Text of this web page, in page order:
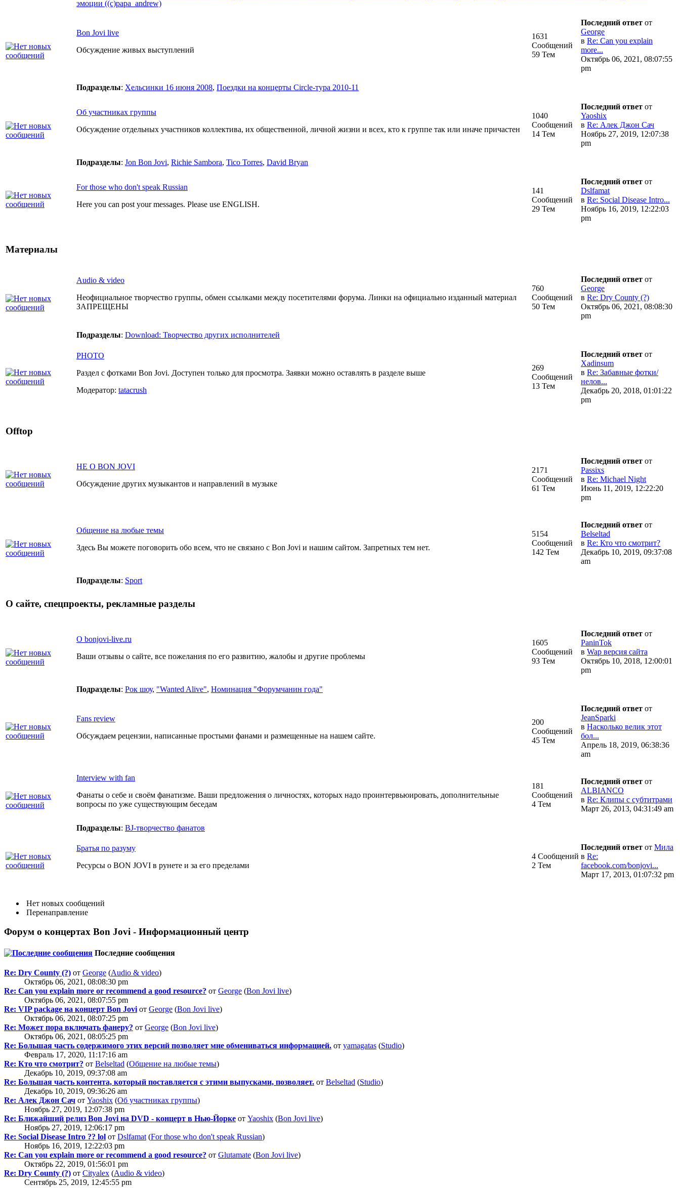
эмоции ((c)papa_andrew)
Bon Jovi live
Обсуждение живых выступлений
1631
Сообщений
59 Тем
Последний ответ от
George
в Re: Can you explain
more...
Октябрь 06, 2021, 08:07:55
pm
Подразделы: Хельсинки 16 июня 2008, Поездки на концерты Circle-тура 2010-11
Об участниках группы
Обсуждение отдельных участников коллектива, их общественной, личной жизни и всех, кто к группе так или иначе причастен
1040
Сообщений
14 Тем
Последний ответ от
Yaoshix
в Re: Алек Джон Сач
Ноябрь 27, 2019, 12:07:38
pm
Подразделы: Jon Bon Jovi, Richie Sambora, Tico Torres, David Bryan
For those who don't speak Russian
Here you can post your messages. Please use ENGLISH.
141
Сообщений
29 Тем
Последний ответ от
Dslfamat
в Re: Social Disease Intro...
Ноябрь 16, 2019, 12:22:03
pm
Материалы
Audio & video
Неофициальное творчество группы, обмен ссылками между посетителями форума. Линки на официально изданный материал
ЗАПРЕЩЕНЫ
760
Сообщений
50 Тем
Последний ответ от
George
в Re: Dry County (?)
Октябрь 06, 2021, 08:08:30
pm
Подразделы: Download: Творчество других исполнителей
PHOTO
Раздел с фотками Bon Jovi. Доступен только для просмотра. Заявки можно оставлять в разделе выше
Модератор: tatacrush
269
Сообщений
13 Тем
Последний ответ от
Xadinsum
в Re: Забавные фотки/
нелов...
Декабрь 20, 2018, 01:01:22
pm
Offtop
НЕ О BON JOVI
Обсуждение других музыкантов и направлений в музыке
2171
Сообщений
61 Тем
Последний ответ от
Passixs
в Re: Michael Night
Июнь 11, 2019, 12:22:20
pm
Общение на любые темы
Здесь Вы можете поговорить обо всем, что не связано с Bon Jovi и нашим сайтом. Запретных тем нет.
5154
Сообщений
142 Тем
Последний ответ от
Belseltad
в Re: Кто что смотрит?
Декабрь 10, 2019, 09:37:08
am
Подразделы: Sport
О сайте, спецпроекты, рекламные разделы
О bonjovi-live.ru
Ваши отзывы о сайте, все пожелания по его развитию, жалобы и другие проблемы
1605
Сообщений
93 Тем
Последний ответ от
PaninTok
в Wap версия сайта
Октябрь 10, 2018, 12:00:01
pm
Подразделы: Рок шоу, "Wanted Alive", Номинация "Форумчанин года"
Fans review
Обсуждаем рецензии, написанные простыми фанами и размещенные на нашем сайте.
200
Сообщений
45 Тем
Последний ответ от
JeanSparki
в Насколько велик этот
бол...
Апрель 18, 2019, 06:38:36
am
Interview with fan
Фанаты о себе и своём фанатизме. Ваши предложения о личностях, которых надо проинтервьюировать, дополнительные
вопросы по уже существующим беседам
181
Сообщений
4 Тем
Последний ответ от
ALBIANCO
в Re: Клипы с субтитрами
Март 26, 2013, 04:31:49 am
Подразделы: BJ-творчество фанатов
Братья по разуму
Ресурсы о BON JOVI в рунете и за его пределами
4 Сообщений
2 Тем
Последний ответ от Мила
в Re:
facebook.com/bonjovi...
Март 17, 2013, 01:07:32 pm
Нет новых сообщений
Перенаправление
Форум о концертах Bon Jovi - Информационный центр
Последние сообщения
Re: Dry County (?) от George (Audio & video)
Октябрь 06, 2021, 08:08:30 pm
Re: Can you explain more or recommend a good resource? от George (Bon Jovi live)
Октябрь 06, 2021, 08:07:55 pm
Re: VIP package на концерт Bon Jovi от George (Bon Jovi live)
Октябрь 06, 2021, 08:07:25 pm
Re: Может пора включать фанеру? от George (Bon Jovi live)
Октябрь 06, 2021, 08:05:25 pm
Re: Большая часть содержимого этих версий позволяет мне обмениваться информацией. от yamagatas (Studio)
Февраль 17, 2020, 11:17:16 am
Re: Кто что смотрит? от Belseltad (Общение на любые темы)
Декабрь 10, 2019, 09:37:08 am
Re: Большая часть контента, который поставляется с этими выпусками, позволяет. от Belseltad (Studio)
Декабрь 10, 2019, 09:36:26 am
Re: Алек Джон Сач от Yaoshix (Об участниках группы)
Ноябрь 27, 2019, 12:07:38 pm
Re: Ближайший релиз Bon Jovi на DVD - концерт в Нью-Йорке от Yaoshix (Bon Jovi live)
Ноябрь 27, 2019, 12:06:17 pm
Re: Social Disease Intro ?? lol от Dslfamat (For those who don't speak Russian)
Ноябрь 16, 2019, 12:22:03 pm
Re: Can you explain more or recommend a good resource? от Glutamate (Bon Jovi live)
Октябрь 22, 2019, 01:56:01 pm
Re: Dry County (?) от Cityalex (Audio & video)
Сентябрь 25, 2019, 12:45:55 pm